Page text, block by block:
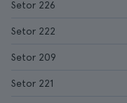
Setor 226
Setor 222
Setor 209
Setor 221